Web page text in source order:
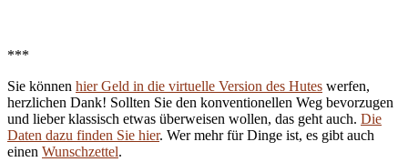
***
Sie können hier Geld in die virtuelle Version des Hutes werfen,
herzlichen Dank! Sollten Sie den konventionellen Weg bevorzugen
und lieber klassisch etwas überweisen wollen, das geht auch. Die
Daten dazu finden Sie hier. Wer mehr für Dinge ist, es gibt auch
einen Wunschzettel.